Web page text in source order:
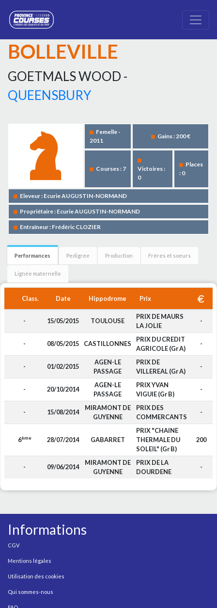
BOLLEVILLE
GOETMALS WOOD -
QUEENSBURY
Femelle -
2011
Gains : 200 €
Courses : 7
Victoires :
0
Places
: 0
Eleveur : Ecurie AUGUSTIN-NORMAND
Propriétaire : Ecurie AUGUSTIN-NORMAND
Entraîneur : Frédéric CLOZIER
Performances Pedigree Production Frères et soeurs
Lignée maternelle
Class. Date Hippodrome Prix
- 15/05/2015 TOULOUSE
PRIX DE MAURS
LA JOLIE
-
- 08/05/2015 CASTILLONNES
PRIX DU CREDIT
AGRICOLE (Gr A)
-
- 01/02/2015
AGEN-LE
PASSAGE
PRIX DE
VILLEREAL (Gr A)
-
- 20/10/2014
AGEN-LE
PASSAGE
PRIX YVAN
VIGUIE (Gr B)
-
- 15/08/2014
MIRAMONT DE
GUYENNE
PRIX DES
COMMERCANTS
-
6ème 28/07/2014 GABARRET
PRIX "CHAINE
THERMALE DU
SOLEIL" (Gr B)
200
- 09/06/2014
MIRAMONT DE
GUYENNE
PRIX DE LA
DOURDENE
-
Informations
CGV
Mentions légales
Utilisation des cookies
Qui sommes-nous